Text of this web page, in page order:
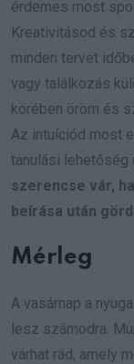
érdemes most
Kreativitásod és
minden tervet
vagy találkozás
körében öröm és
Az intuíciód most
tanulási lehetőség
szerencse vár,
beírása után
Mérleg
A vasárnap a
lesz számodra.
várhat rád, amely